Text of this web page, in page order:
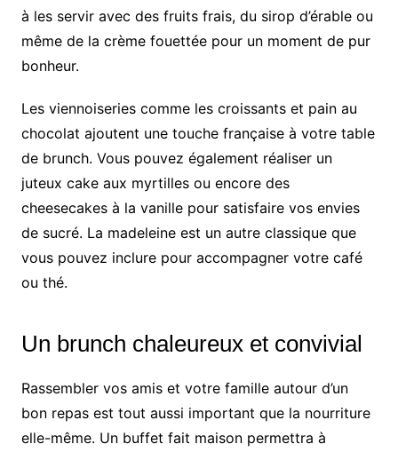
à les servir avec des fruits frais, du sirop d’érable ou
même de la crème fouettée pour un moment de pur
bonheur.
Les viennoiseries comme les croissants et pain au
chocolat ajoutent une touche française à votre table
de brunch. Vous pouvez également réaliser un
juteux cake aux myrtilles ou encore des
cheesecakes à la vanille pour satisfaire vos envies
de sucré. La madeleine est un autre classique que
vous pouvez inclure pour accompagner votre café
ou thé.
Un brunch chaleureux et convivial
Rassembler vos amis et votre famille autour d’un
bon repas est tout aussi important que la nourriture
elle-même. Un buffet fait maison permettra à